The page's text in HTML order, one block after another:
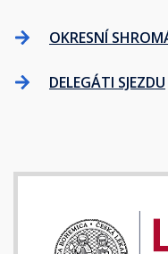
OKRESNÍ
DELEGÁTI SJEZDU